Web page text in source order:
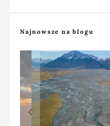
Najnowsze na blogu